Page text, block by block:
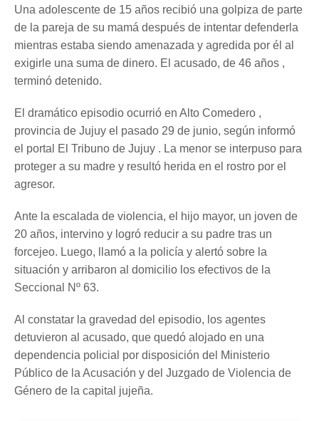
Una adolescente de 15 años recibió una golpiza de parte
de la pareja de su mamá después de intentar defenderla
mientras estaba siendo amenazada y agredida por él al
exigirle una suma de dinero. El acusado, de 46 años ,
terminó detenido.
El dramático episodio ocurrió en Alto Comedero ,
provincia de Jujuy el pasado 29 de junio, según informó
el portal El Tribuno de Jujuy . La menor se interpuso para
proteger a su madre y resultó herida en el rostro por el
agresor.
Ante la escalada de violencia, el hijo mayor, un joven de
20 años, intervino y logró reducir a su padre tras un
forcejeo. Luego, llamó a la policía y alertó sobre la
situación y arribaron al domicilio los efectivos de la
Seccional Nº 63.
Al constatar la gravedad del episodio, los agentes
detuvieron al acusado, que quedó alojado en una
dependencia policial por disposición del Ministerio
Público de la Acusación y del Juzgado de Violencia de
Género de la capital jujeña.